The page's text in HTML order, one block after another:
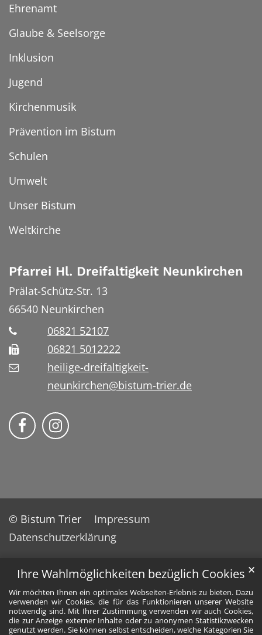
Ihre Wahlmöglichkeiten bezüglich Cookies
Wir möchten Ihnen ein optimales Webseiten-Erlebnis zu bieten. Dazu
verwenden wir Cookies, die für das Funktionieren unserer Website
notwendig sind. Mit Ihrer Zustimmung verwenden wir auch Cookies,
die zur Anzeige externer Inhalte oder zu anonymen Statistikzwecken
genutzt werden. Sie können selbst entscheiden, welche Kategorien Sie
✕
Ehrenamt
Glaube & Seelsorge
Inklusion
Jugend
Kirchenmusik
Prävention im Bistum
Schulen
Umwelt
Unser Bistum
Weltkirche
Pfarrei Hl. Dreifaltigkeit Neunkirchen
Prälat-Schütz-Str. 13
66540 Neunkirchen
06821 52107
06821 5012222
heilige-dreifaltigkeit-
neunkirchen@bistum-trier.de
Bistum Trier auf Facebook
Bistum Trier auf Instragram
© Bistum Trier
Impressum
Datenschutzerklärung